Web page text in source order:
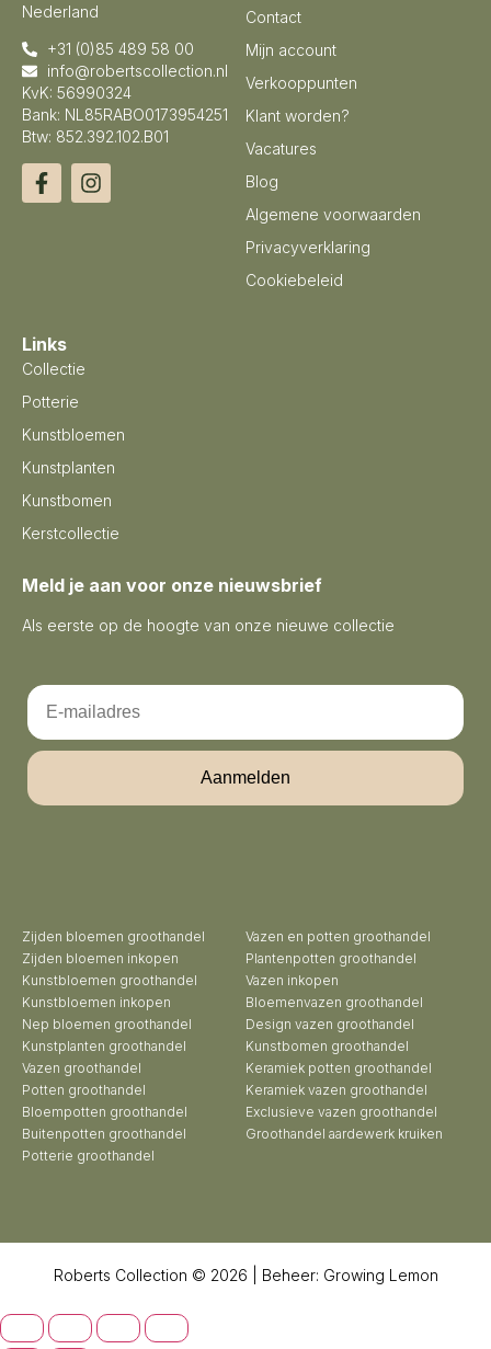
Nederland
+31 (0)85 489 58 00
info@robertscollection.nl
KvK: 56990324
Bank: NL85RABO0173954251
Btw: 852.392.102.B01
Contact
Mijn account
Verkooppunten
Klant worden?
Vacatures
Blog
Algemene voorwaarden
Privacyverklaring
Cookiebeleid
Links
Collectie
Potterie
Kunstbloemen
Kunstplanten
Kunstbomen
Kerstcollectie
Meld je aan voor onze nieuwsbrief
Als eerste op de hoogte van onze nieuwe collectie
Email
Aanmelden
Zijden bloemen groothandel
Zijden bloemen inkopen
Kunstbloemen groothandel
Kunstbloemen inkopen
Nep bloemen groothandel
Kunstplanten groothandel
Vazen groothandel
Potten groothandel
Bloempotten groothandel
Buitenpotten groothandel
Potterie groothandel
Vazen en potten groothandel
Plantenpotten groothandel
Vazen inkopen
Bloemenvazen groothandel
Design vazen groothandel
Kunstbomen groothandel
Keramiek potten groothandel
Keramiek vazen groothandel
Exclusieve vazen groothandel
Groothandel aardewerk kruiken
Roberts Collection © 2026 | Beheer: Growing Lemon